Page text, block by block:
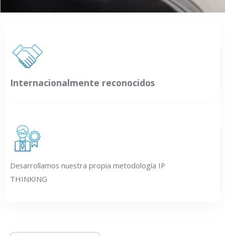
Internacionalmente reconocidos
Desarrollamos nuestra propia metodología IP
THINKING